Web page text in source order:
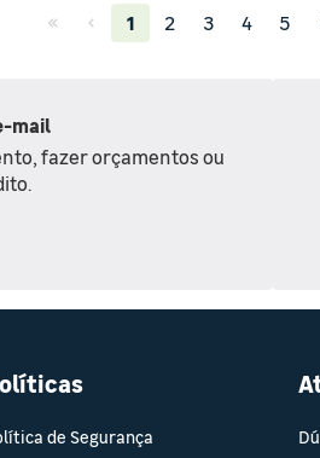
1(current)
2 3 4 5
mail
fazer orçamentos ou
de Segurança